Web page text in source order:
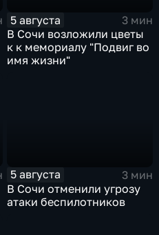
5 августа
3 мин
В Сочи возложили цветы
к к мемориалу "Подвиг во
имя жизни"
5 августа
3 мин
В Сочи отменили угрозу
атаки беспилотников